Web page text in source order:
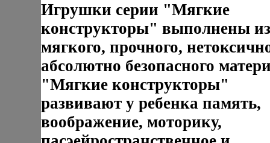
Игрушки серии "Мягкие
конструкторы" выполнены из
мягкого, прочного,
абсолютно безопасного
"Мягкие конструкторы"
развивают у ребенка память,
воображение, моторику,